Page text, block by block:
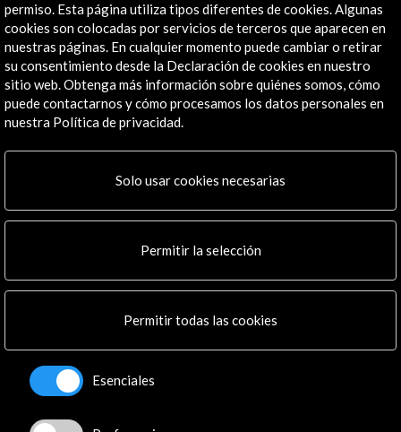
Programa PICE
Residencias
Noticias
Multimedia
Cultura en Red
Mapa Web
Conecta
Instagram
Spotify
Flickr
permiso. Esta página utiliza tipos diferentes de cookies. Algunas
cookies son colocadas por servicios de terceros que aparecen en
nuestras páginas. En cualquier momento puede cambiar o retirar
su consentimiento desde la Declaración de cookies en nuestro
sitio web. Obtenga más información sobre quiénes somos, cómo
puede contactarnos y cómo procesamos los datos personales en
nuestra Política de privacidad.
Solo usar cookies necesarias
Permitir la selección
Permitir todas las cookies
Esenciales